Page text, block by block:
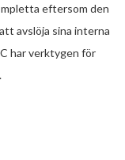
eftersom den
avslöja sina interna
har verktygen för